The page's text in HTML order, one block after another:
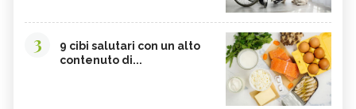
3
9 cibi salutari con un alto
contenuto di...